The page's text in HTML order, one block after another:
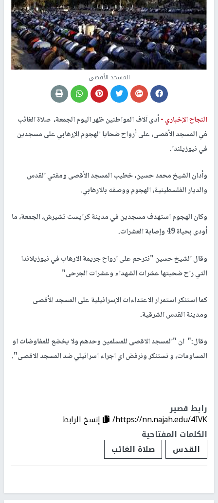
المسجد الأقصى
النجاح الإخباري -أدى آلاف المواطنين ظهر اليوم الجمعة، صلاة الغائب
في المسجد الأقصى، على أرواح ضحايا الهجوم الإرهابي على مسجدين
في نيوزيلندا.
وأدان الشيخ محمد حسين، خطيب المسجد الأقصى ومفتي القدس
والديار الفلسطينية، الهجوم ووصفه بالارهابي.
وكان الهجوم استهدف مسجدين في مدينة كرايست تشيرش، الجمعة، ما
أودى بحياة 49 وإصابة العشرات.
وقال الشيخ حسين "نترحم على ارواح جريمة الارهاب في نيوزيلاندا
التي راح ضحيتها عشرات الشهداء وعشرات الجرحى"
كما استنكر استمرار الاعتداءات الإسرائيلية على المسجد الأقصى
ومدينة القدس الشرقية.
وقال:" ان "المسجد الاقصى للمسلمين وحدهم ولا يخضع للمفاوضات او
المساومات، و نستنكر ونرفض اي اجراء اسرائيلي ضد المسجد الاقصى".
رابط قصير
https://nn.najah.edu/4IVK/
إنسخ الرابط
الكلمات المفتاحية
القدس
صلاة الغائب